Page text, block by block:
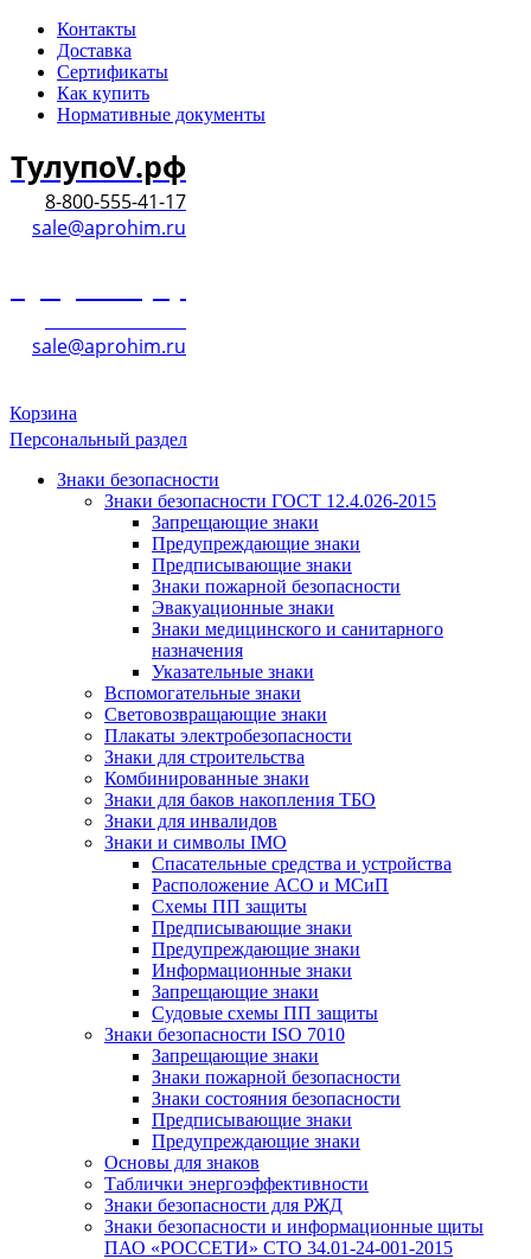
Контакты
Доставка
Сертификаты
Как купить
Нормативные документы
ТулупоV.рф
8-800-555-41-17
sale@aprohim.ru
sale@aprohim.ru
Корзина
Персональный раздел
Знаки безопасности
Знаки безопасности ГОСТ 12.4.026-2015
Запрещающие знаки
Предупреждающие знаки
Предписывающие знаки
Знаки пожарной безопасности
Эвакуационные знаки
Знаки медицинского и санитарного
назначения
Указательные знаки
Вспомогательные знаки
Световозвращающие знаки
Плакаты электробезопасности
Знаки для строительства
Комбинированные знаки
Знаки для баков накопления ТБО
Знаки для инвалидов
Знаки и символы IMO
Спасательные средства и устройства
Расположение АСО и МСиП
Схемы ПП защиты
Предписывающие знаки
Предупреждающие знаки
Информационные знаки
Запрещающие знаки
Судовые схемы ПП защиты
Знаки безопасности ISO 7010
Запрещающие знаки
Знаки пожарной безопасности
Знаки состояния безопасности
Предписывающие знаки
Предупреждающие знаки
Основы для знаков
Таблички энергоэффективности
Знаки безопасности для РЖД
Знаки безопасности и информационные щиты
ПАО «РОССЕТИ» СТО 34.01-24-001-2015